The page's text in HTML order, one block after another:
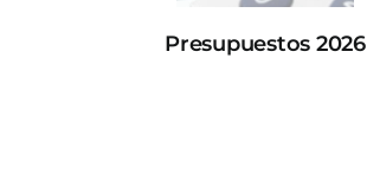
Presupuestos 2026